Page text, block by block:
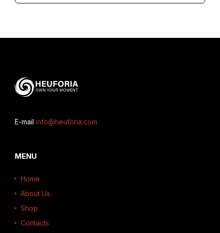
E-mail info@heuforia.com
MENU
Home
About Us
Shop
Contacts